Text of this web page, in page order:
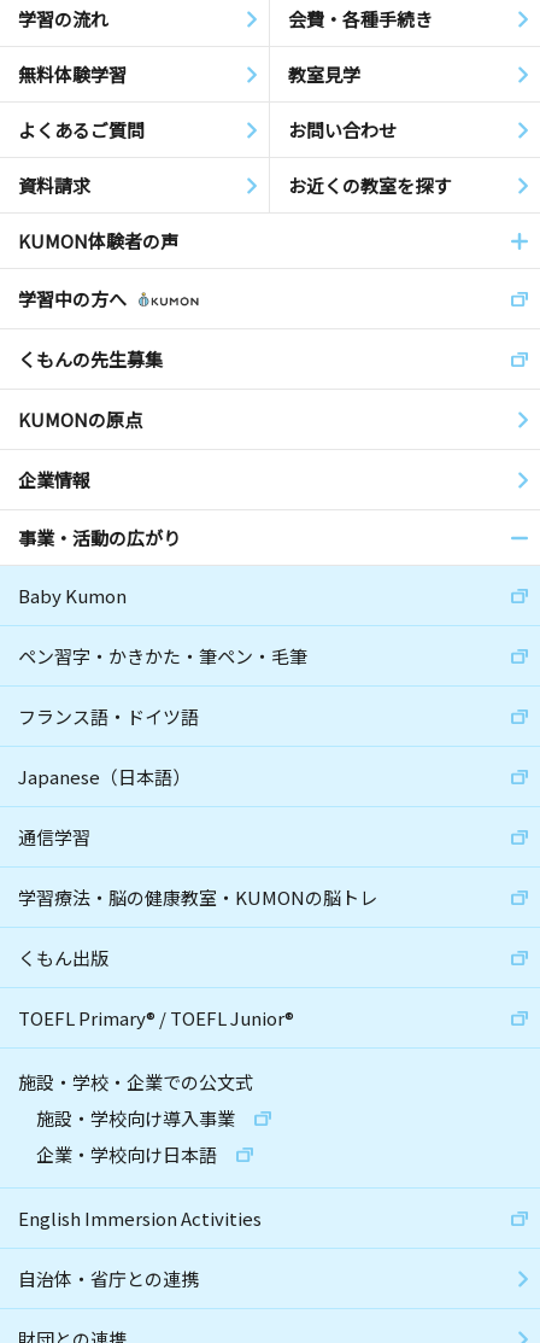
学習の流れ 会費・各種手続き
無料体験学習 教室見学
よくあるご質問 お問い合わせ
資料請求 お近くの教室を探す
KUMON体験者の声
学習中の方へ
くもんの先生募集
KUMONの原点
企業情報
事業・活動の広がり
Baby Kumon
ペン習字・かきかた・筆ペン・毛筆
フランス語・ドイツ語
Japanese（日本語）
通信学習
学習療法・脳の健康教室・KUMONの脳トレ
くもん出版
TOEFL Primary® /TOEFL Junior®
施設・学校・企業での公文式
施設・学校向け導入事業
企業・学校向け日本語
English Immersion Activities
自治体・省庁との連携